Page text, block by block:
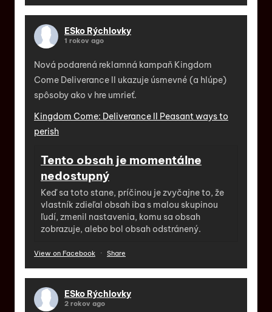
ESko Rýchlovky
1 rokov ago
Nová podarená reklamná kampaň Kingdom
Come Deliverance II ukazuje úsmevné (a hlúpe)
spôsoby ako v hre umrieť.
Kingdom Come: Deliverance II Peasant ways to
perish
Tento obsah je momentálne
nedostupný
Keď sa toto stane, príčinou je zvyčajne to, že
vlastník zdieľal obsah iba s malou skupinou
ľudí, zmenil nastavenia, komu sa obsah
zobrazuje, alebo bol obsah odstránený.
View on Facebook · Share
ESko Rýchlovky
2 rokov ago